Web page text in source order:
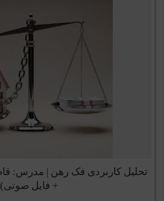
+ فایل صوتی)